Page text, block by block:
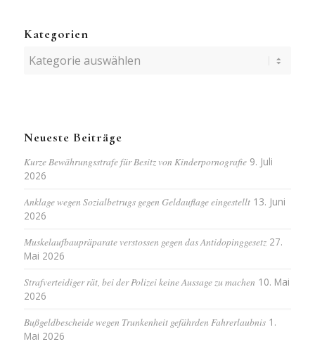
Kategorien
Kategorien
Neueste Beiträge
Kurze Bewährungsstrafe für Besitz von Kinderpornografie 9. Juli
2026
Anklage wegen Sozialbetrugs gegen Geldauflage eingestellt 13. Juni
2026
Muskelaufbaupräparate verstossen gegen das Antidopinggesetz 27.
Mai 2026
Strafverteidiger rät, bei der Polizei keine Aussage zu machen 10. Mai
2026
Bußgeldbescheide wegen Trunkenheit gefährden Fahrerlaubnis 1.
Mai 2026